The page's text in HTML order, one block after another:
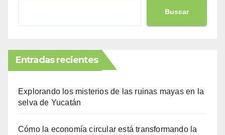
Buscar
Entradas recientes
Explorando los misterios de las ruinas mayas en la
selva de Yucatán
Cómo la economía circular está transformando la